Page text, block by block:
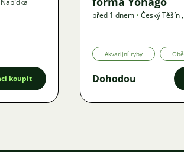
koupit
před 1 dnem • Český Těšín ,
Akvarijní ryby Obě
Dohodou